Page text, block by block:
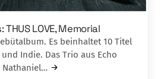
LOVE, Memorial
Es beinhaltet 10 Titel
Indie. Das Trio aus Echo
Nathaniel…